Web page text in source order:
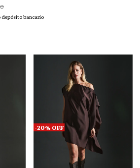
depósito bancario
-20% OFF